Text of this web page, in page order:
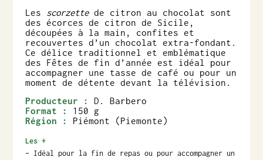
Les scorzettede citron au chocolat sont
des écorces de citron de Sicile,
découpées à la main, confites et
recouvertes d’un chocolat extra-fondant.
Ce délice traditionnel et emblématique
des Fêtes de fin d’année est idéal pour
accompagner une tasse de café ou pour un
moment de détente devant la télévision.
Producteur :
D. Barbero
Format :
150 g
Région :
Piémont (Piemonte)
Les +
– Idéal pour la fin de repas ou pour accompagner un